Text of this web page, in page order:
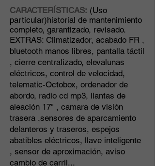
CARACTERÍSTICAS: (Uso
particular)historial de mantenimiento
completo, garantizado, revisado.
EXTRAS: Climatizador, acabado FR ,
bluetooth manos libres, pantalla táctil
, cierre centralizado, elevalunas
eléctricos, control de velocidad,
telematic-Octobox, ordenador de
abordo, radio cd mp3, llantas de
aleación 17" , camara de visión
trasera ,sensores de aparcamiento
delanteros y traseros, espejos
abatibles eléctricos, llave inteligente
, sensor de aproximación, aviso
cambio de carril...